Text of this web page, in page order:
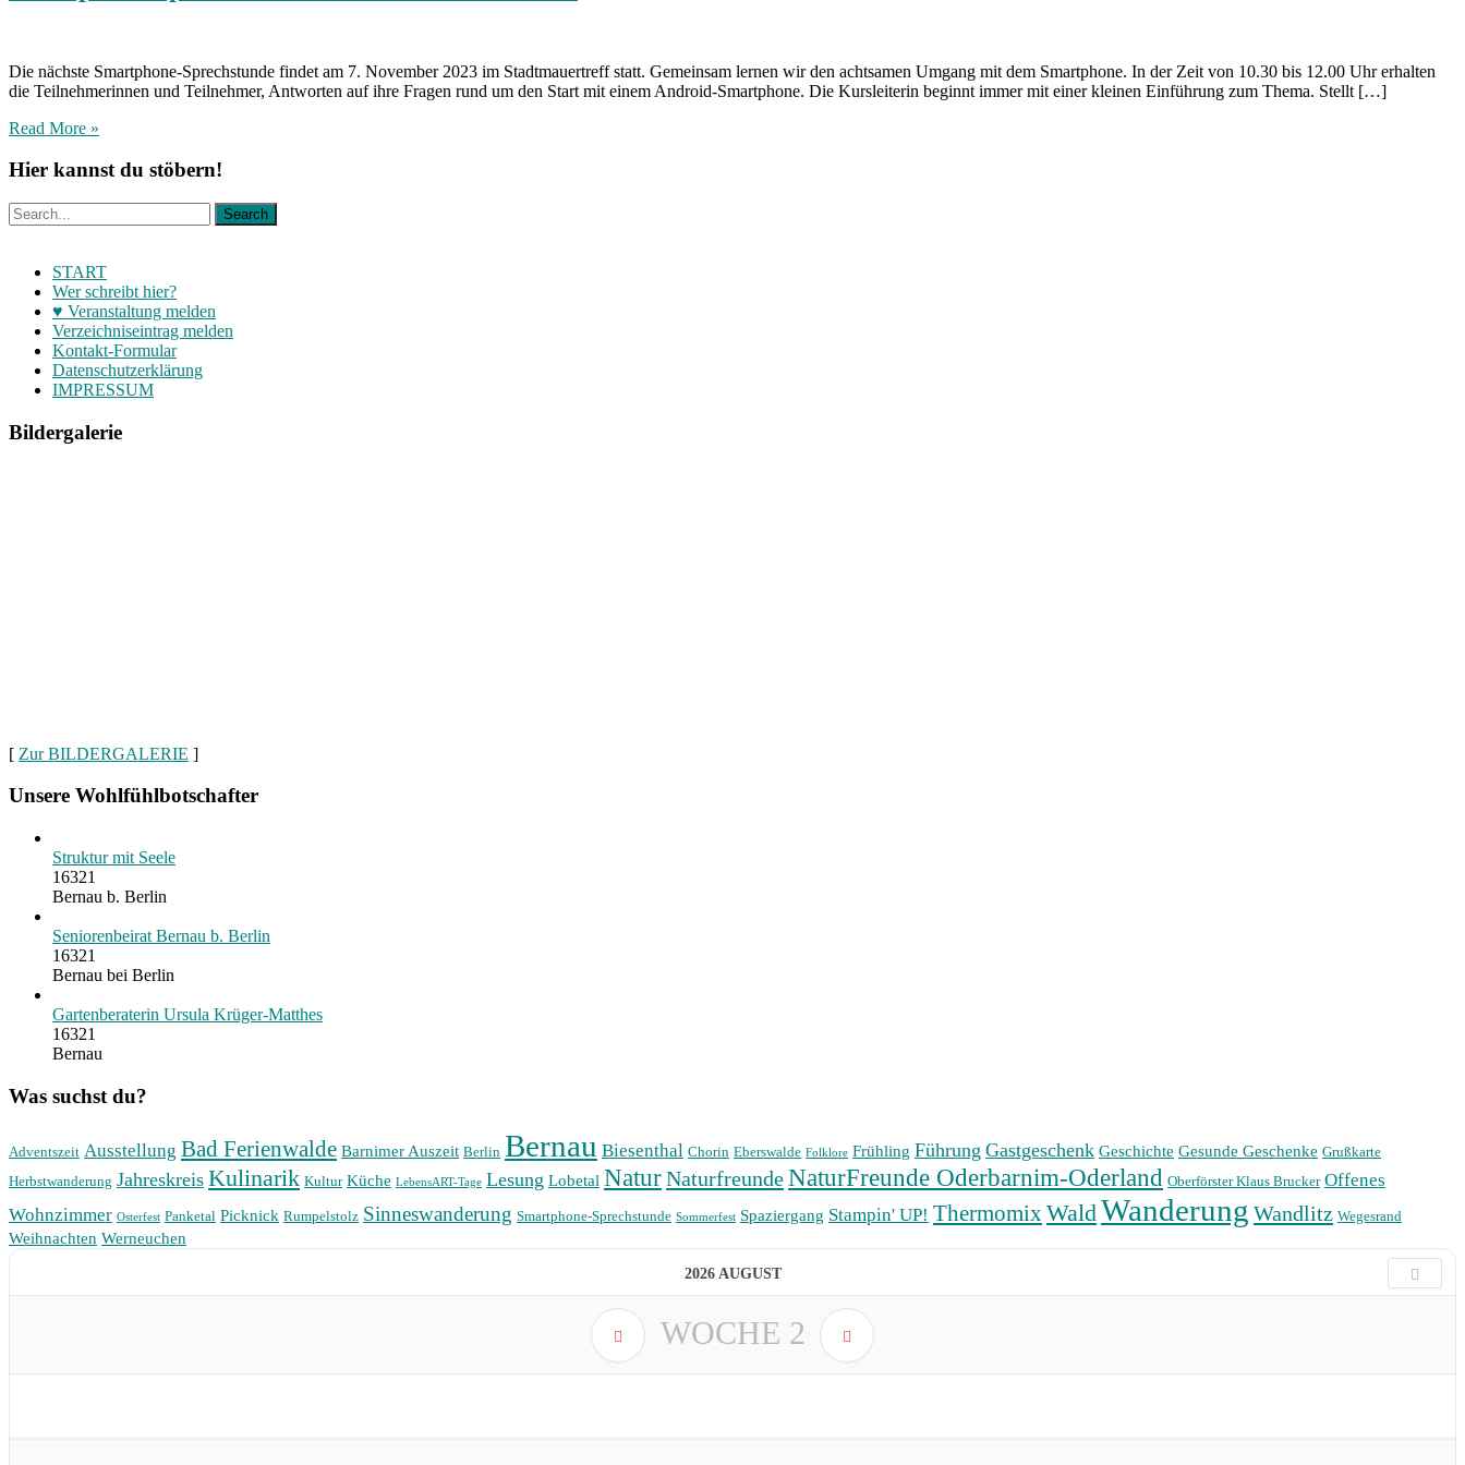
Die nächste Smartphone-Sprechstunde findet am 7. November 2023 im Stadtmauertreff statt. Gemeinsam lernen wir den achtsamen Umgang mit dem Smartphone. In der Zeit von 10.30 bis 12.00 Uhr erhalten
die Teilnehmerinnen und Teilnehmer, Antworten auf ihre Fragen rund um den Start mit einem Android-Smartphone. Die Kursleiterin beginnt immer mit einer kleinen Einführung zum Thema. Stellt […]
Read More »
Hier kannst du stöbern!
START
Wer schreibt hier?
♥ Veranstaltung melden
Verzeichniseintrag melden
Kontakt-Formular
Datenschutzerklärung
IMPRESSUM
Bildergalerie
[ Zur BILDERGALERIE ]
Unsere Wohlfühlbotschafter
Struktur mit Seele
16321
Bernau b. Berlin
Seniorenbeirat Bernau b. Berlin
16321
Bernau bei Berlin
Gartenberaterin Ursula Krüger-Matthes
16321
Bernau
Was suchst du?
Adventszeit Ausstellung Bad Ferienwalde Barnimer Auszeit Berlin Bernau Biesenthal Chorin Eberswalde Folklore Frühling Führung Gastgeschenk Geschichte Gesunde Geschenke Grußkarte
Herbstwanderung Jahreskreis Kulinarik Kultur Küche LebensART-Tage Lesung Lobetal NaturNaturfreundeNaturFreunde Oderbarnim-Oderland Oberförster Klaus Brucker Offenes
Wohnzimmer Osterfest Panketal Picknick Rumpelstolz Sinneswanderung Smartphone-Sprechstunde Sommerfest Spaziergang Stampin' UP! ThermomixWaldWanderung Wandlitz Wegesrand
Weihnachten Werneuchen
2026 AUGUST
WOCHE 2